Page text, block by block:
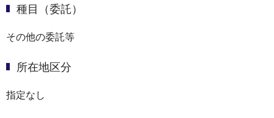
種目（委託）
その他の委託等
所在地区分
指定なし